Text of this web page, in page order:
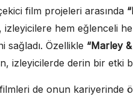
film projeleri arasında
izleyicilere hem eğlenceli
sağladı. Özellikle “Marley
izleyicilerde derin bir etki
de onun kariyerinde